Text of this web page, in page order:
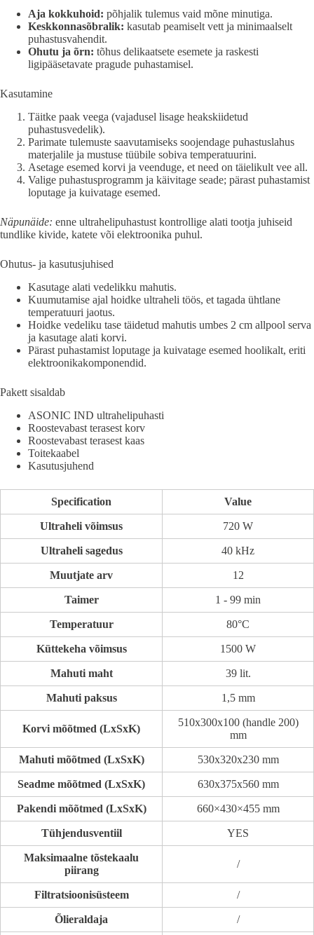
Aja kokkuhoid: põhjalik tulemus vaid mõne minutiga.
Keskkonnasõbralik: kasutab peamiselt vett ja minimaalselt
puhastusvahendit.
Ohutu ja õrn: tõhus delikaatsete esemete ja raskesti
ligipääsetavate pragude puhastamisel.
Kasutamine
Täitke paak veega (vajadusel lisage heakskiidetud
puhastusvedelik).
Parimate tulemuste saavutamiseks soojendage puhastuslahus
materjalile ja mustuse tüübile sobiva temperatuurini.
Asetage esemed korvi ja veenduge, et need on täielikult vee all.
Valige puhastusprogramm ja käivitage seade; pärast puhastamist
loputage ja kuivatage esemed.
Näpunäide: enne ultrahelipuhastust kontrollige alati tootja juhiseid
tundlike kivide, katete või elektroonika puhul.
Ohutus- ja kasutusjuhised
Kasutage alati vedelikku mahutis.
Kuumutamise ajal hoidke ultraheli töös, et tagada ühtlane
temperatuuri jaotus.
Hoidke vedeliku tase täidetud mahutis umbes 2 cm allpool serva
ja kasutage alati korvi.
Pärast puhastamist loputage ja kuivatage esemed hoolikalt, eriti
elektroonikakomponendid.
Pakett sisaldab
ASONIC IND ultrahelipuhasti
Roostevabast terasest korv
Roostevabast terasest kaas
Toitekaabel
Kasutusjuhend
Specification Value
Ultraheli võimsus 720 W
Ultraheli sagedus 40 kHz
Muutjate arv 12
Taimer 1 - 99 min
Temperatuur 80°C
Küttekeha võimsus 1500 W
Mahuti maht 39 lit.
Mahuti paksus 1,5 mm
Korvi mõõtmed (LxSxK)
510x300x100 (handle 200)
mm
Mahuti mõõtmed (LxSxK) 530x320x230 mm
Seadme mõõtmed (LxSxK) 630x375x560 mm
Pakendi mõõtmed (LxSxK) 660×430×455 mm
Tühjendusventiil YES
Maksimaalne tõstekaalu
piirang
/
Filtratsioonisüsteem /
Õlieraldaja /